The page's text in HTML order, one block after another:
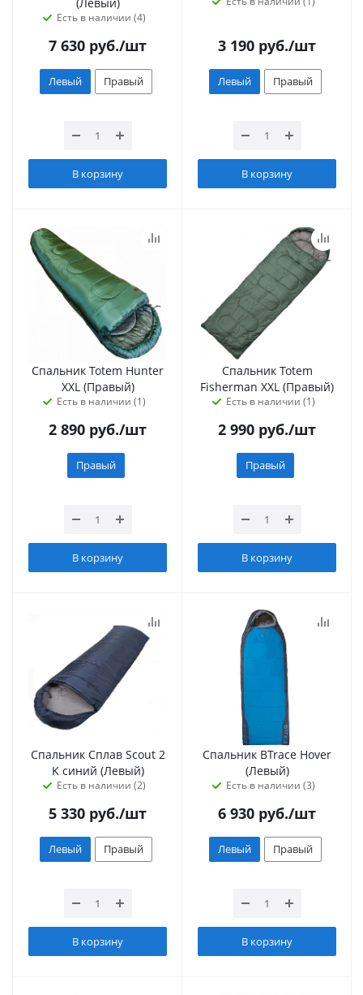
Есть в наличии (4)
7 630 руб./шт
Левый Правый
В корзину
3 190 руб./шт
Левый Правый
В корзину
Спальник Totem Hunter
XXL (Правый)
Есть в наличии (1)
2 890 руб./шт
Правый
В корзину
Спальник Totem
Fisherman XXL (Правый)
Есть в наличии (1)
2 990 руб./шт
Правый
В корзину
Спальник Сплав Scout 2
K синий (Левый)
Есть в наличии (2)
5 330 руб./шт
Левый Правый
В корзину
Спальник BTrace Hover
(Левый)
Есть в наличии (3)
6 930 руб./шт
Левый Правый
В корзину